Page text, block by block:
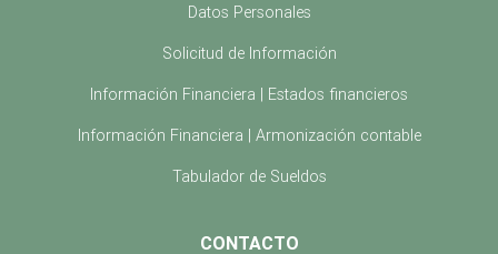
Datos Personales
Solicitud de Información
Información Financiera | Estados financieros
Información Financiera | Armonización contable
Tabulador de Sueldos
CONTACTO